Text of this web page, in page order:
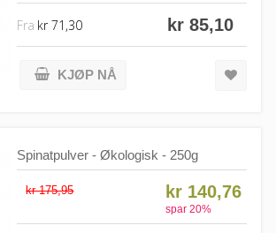
kr 85,10
Fra kr 71,30
KJØP NÅ
Spinatpulver - Økologisk - 250g
kr 175,95 kr 140,76
spar20%